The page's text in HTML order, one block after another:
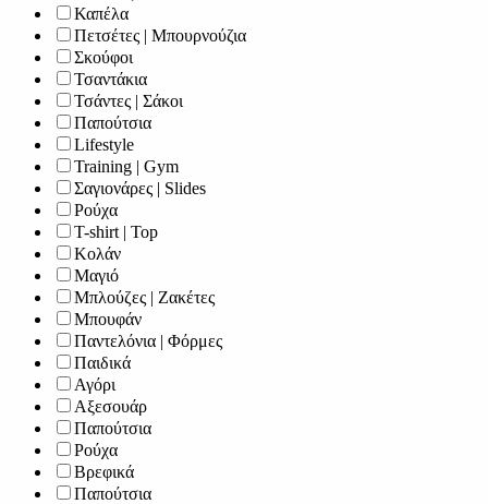
Καπέλα
Πετσέτες | Μπουρνούζια
Σκούφοι
Τσαντάκια
Τσάντες | Σάκοι
Παπούτσια
Lifestyle
Training | Gym
Σαγιονάρες | Slides
Ρούχα
T-shirt | Top
Κολάν
Μαγιό
Μπλούζες | Ζακέτες
Μπουφάν
Παντελόνια | Φόρμες
Παιδικά
Αγόρι
Αξεσουάρ
Παπούτσια
Ρούχα
Βρεφικά
Παπούτσια